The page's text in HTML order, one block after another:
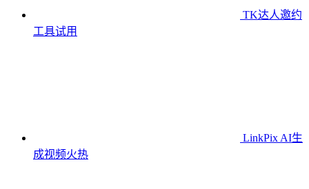
TK达人邀约
工具试用
LinkPix AI生
成视频火热